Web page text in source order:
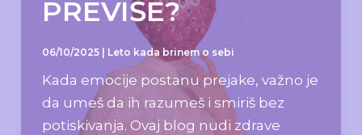
PREVIŠE?
06/10/2025 Leto kada brinem o sebi
Kada emocije postanu prejake, važno je
da umeš da ih razumeš i smiriš bez
potiskivanja. Ovaj blog nudi zdrave